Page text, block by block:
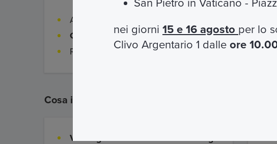
Accesso garantito su prenotazione
Guida ufficiale nelle lingue a disposizione:
Ricevi i tuoi biglietti via mail
Cosa include
Visita guidata della Basilica e degli
San Pietro in Vaticano -
nei giorni 15 e 16 agosto per lo
Clivo Argentario 1 dalle ore